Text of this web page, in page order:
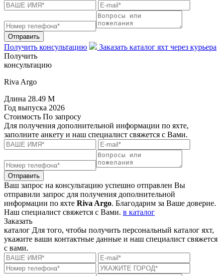
Отправить
Получить консультацию
Заказать каталог яхт через курьера
Получить
консультацию
Riva Argo
Длина 28.49 M
Год выпуска 2026
Стоимость По запросу
Для получения дополнительной информации по яхте,
заполните анкету и наш специалист свяжется с Вами.
Отправить
Ваш запрос на консультацию успешно отправлен Вы
отправили запрос для получения дополнительной
информации по яхте Riva Argo. Благодарим за Ваше доверие.
Наш специалист свяжется с Вами. в каталог
Заказать
каталог Для того, чтобы получить персональный каталог яхт,
укажите ваши контактные данные и наш специалист свяжется
с вами.